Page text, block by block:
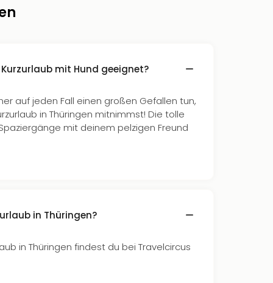
mit Hund geeignet?
auf jeden Fall einen großen Gefallen tun,
in Thüringen mitnimmst! Die tolle
mit deinem pelzigen Freund
in Thüringen?
in Thüringen findest du bei Travelcircus